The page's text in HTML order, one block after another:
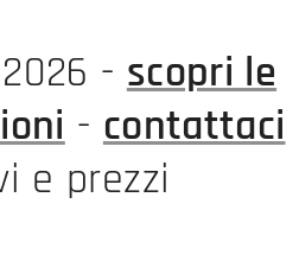
- scopri le
- contattaci
e prezzi